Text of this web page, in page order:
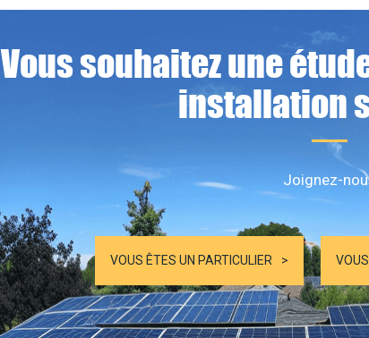
Vous souhaitez une
installation
Joignez-
VOUS ÊTES UN PARTICULIER